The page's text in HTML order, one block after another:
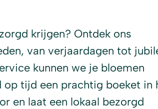
krijgen? Ontdek ons
van verjaardagen tot
kunnen we je bloemen
tijd een prachtig boeket in
en laat een lokaal bezorgd